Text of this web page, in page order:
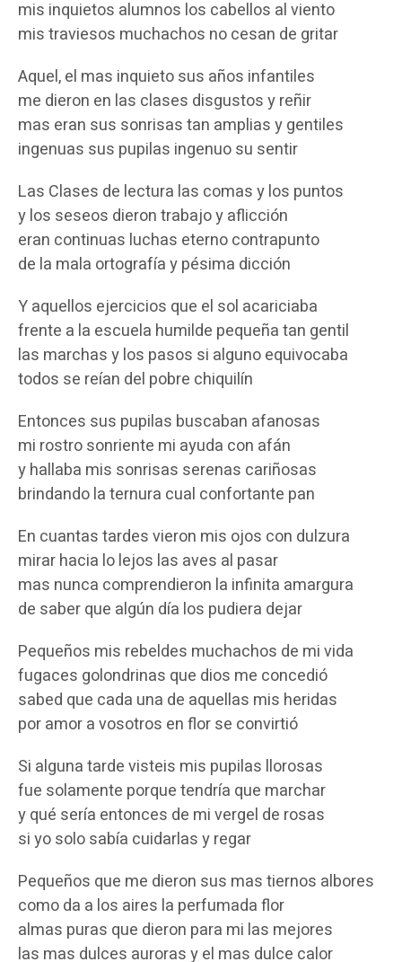
mis inquietos alumnos los cabellos al viento
mis traviesos muchachos no cesan de gritar
Aquel, el mas inquieto sus años infantiles
me dieron en las clases disgustos y reñir
mas eran sus sonrisas tan amplias y gentiles
ingenuas sus pupilas ingenuo su sentir
Las Clases de lectura las comas y los puntos
y los seseos dieron trabajo y aflicción
eran continuas luchas eterno contrapunto
de la mala ortografía y pésima dicción
Y aquellos ejercicios que el sol acariciaba
frente a la escuela humilde pequeña tan gentil
las marchas y los pasos si alguno equivocaba
todos se reían del pobre chiquilín
Entonces sus pupilas buscaban afanosas
mi rostro sonriente mi ayuda con afán
y hallaba mis sonrisas serenas cariñosas
brindando la ternura cual confortante pan
En cuantas tardes vieron mis ojos con dulzura
mirar hacia lo lejos las aves al pasar
mas nunca comprendieron la infinita amargura
de saber que algún día los pudiera dejar
Pequeños mis rebeldes muchachos de mi vida
fugaces golondrinas que dios me concedió
sabed que cada una de aquellas mis heridas
por amor a vosotros en flor se convirtió
Si alguna tarde visteis mis pupilas llorosas
fue solamente porque tendría que marchar
y qué sería entonces de mi vergel de rosas
si yo solo sabía cuidarlas y regar
Pequeños que me dieron sus mas tiernos albores
como da a los aires la perfumada flor
almas puras que dieron para mi las mejores
las mas dulces auroras y el mas dulce calor